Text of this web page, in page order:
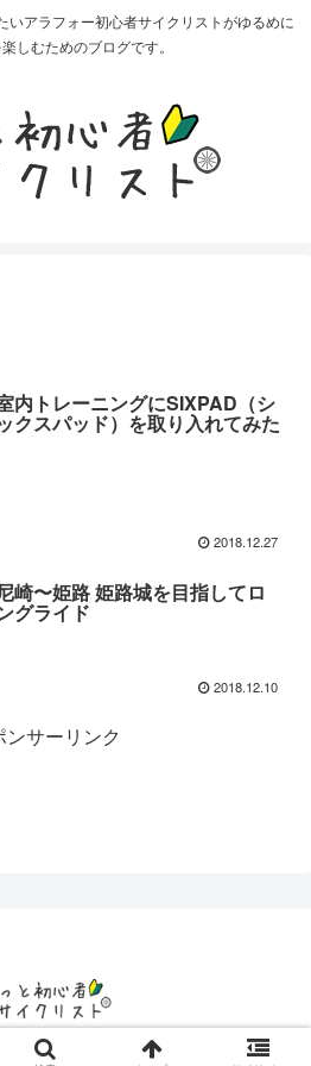
いアラフォー初心者サイクリストがゆるめに
しむためのブログです。
内トレーニングにSIXPAD（シ
クスパッド）を取り入れてみた
2018.12.27
崎〜姫路 姫路城を目指してロ
グライド
2018.12.10
ンサーリンク